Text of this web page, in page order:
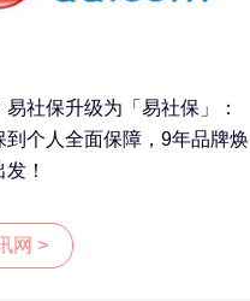
易社保升级为「易社保」：
到个人全面保障，9年品牌焕
！
网 >